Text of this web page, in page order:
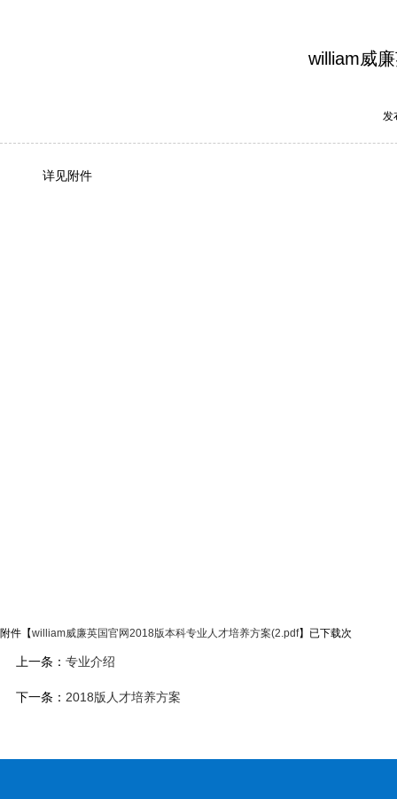
william威
发
详见附件
附件【william威廉英国官网2018版本科专业人才培养方案(2.pdf】已下载次
上一条： 专业介绍
下一条： 2018版人才培养方案